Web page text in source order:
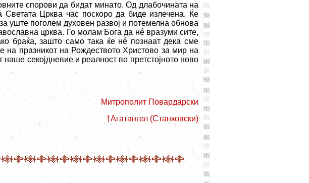
спорови да бидат минато. Од длабочината на
Црква час поскоро да биде излечена. Ќе
уште поголем духовен развој и потемелна обнова
црква. Го молам Бога да нé вразуми сите,
браќа, зашто само така ќе нé познаат дека сме
на празникот на Рождеството Христово за мир на
наше секојдневие и реалност во претстојното ново
Митрополит Повардарски
†Агатангел (Станковски)